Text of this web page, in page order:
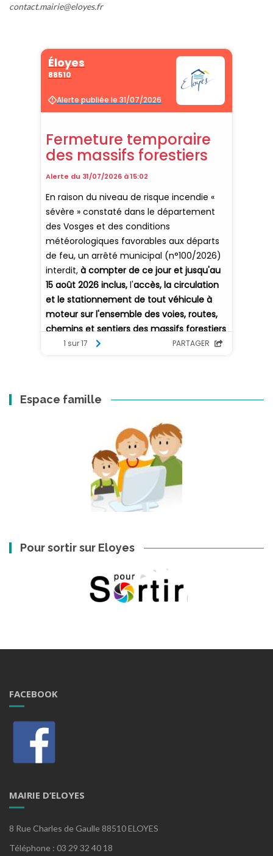
contact.mairie@eloyes.fr
Espace famille
Pour sortir sur Eloyes
FACEBOOK
MAIRIE D’ELOYES
8 Rue Charles de Gaulle 88510 ELOYES
Téléphone : 03 29 32 40 18